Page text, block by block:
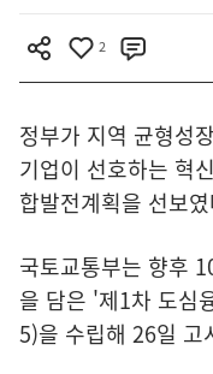
2
정부가 지역 균형성
기업이 선호하는 혁
합발전계획을 선보
국토교통부는 향후
을 담은 '제1차 도심
5)을 수립해 26일 고